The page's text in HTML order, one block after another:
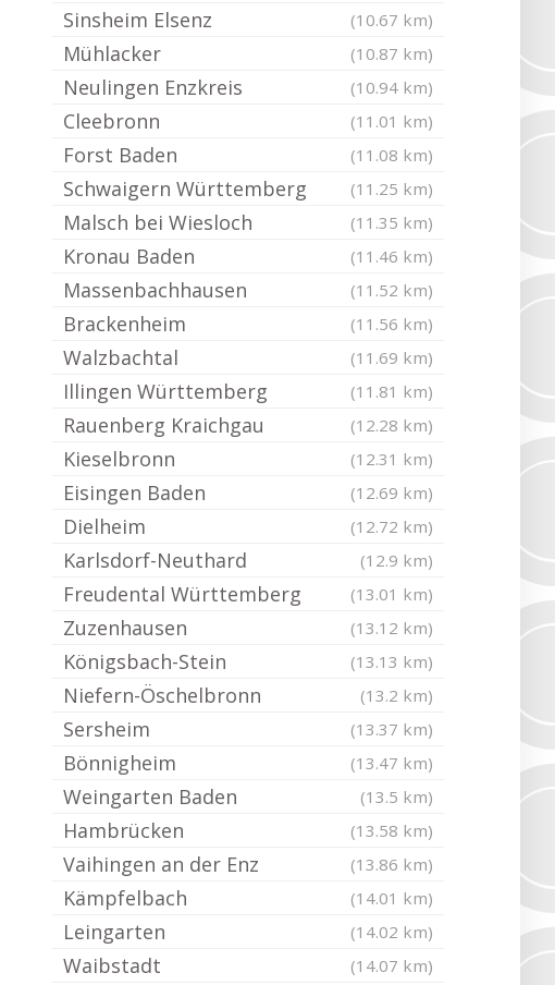
Sinsheim Elsenz (10.67 km)
Mühlacker (10.87 km)
Neulingen Enzkreis (10.94 km)
Cleebronn (11.01 km)
Forst Baden (11.08 km)
Schwaigern Württemberg (11.25 km)
Malsch bei Wiesloch (11.35 km)
Kronau Baden (11.46 km)
Massenbachhausen (11.52 km)
Brackenheim (11.56 km)
Walzbachtal (11.69 km)
Illingen Württemberg (11.81 km)
Rauenberg Kraichgau (12.28 km)
Kieselbronn (12.31 km)
Eisingen Baden (12.69 km)
Dielheim (12.72 km)
Karlsdorf-Neuthard (12.9 km)
Freudental Württemberg (13.01 km)
Zuzenhausen (13.12 km)
Königsbach-Stein (13.13 km)
Niefern-Öschelbronn (13.2 km)
Sersheim (13.37 km)
Bönnigheim (13.47 km)
Weingarten Baden (13.5 km)
Hambrücken (13.58 km)
Vaihingen an der Enz (13.86 km)
Kämpfelbach (14.01 km)
Leingarten (14.02 km)
Waibstadt (14.07 km)